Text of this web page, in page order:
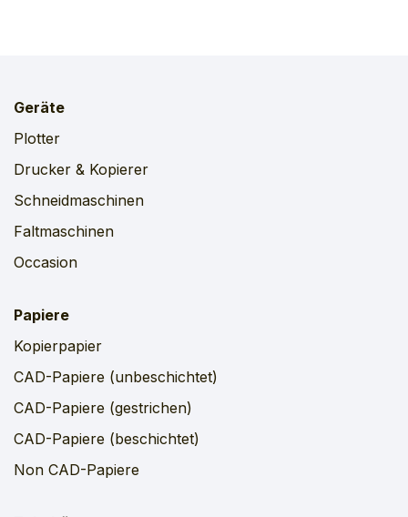
Geräte
Plotter
Drucker & Kopierer
Schneidmaschinen
Faltmaschinen
Occasion
Papiere
Kopierpapier
CAD-Papiere (unbeschichtet)
CAD-Papiere (gestrichen)
CAD-Papiere (beschichtet)
Non CAD-Papiere